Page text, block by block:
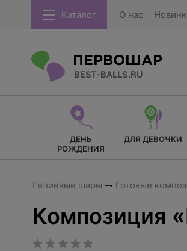
Каталог О нас
ДЕНЬ
РОЖДЕНИЯ
ДЛЯ ДЕВОЧКИ
Гелиевые шары Готовые
Композиция